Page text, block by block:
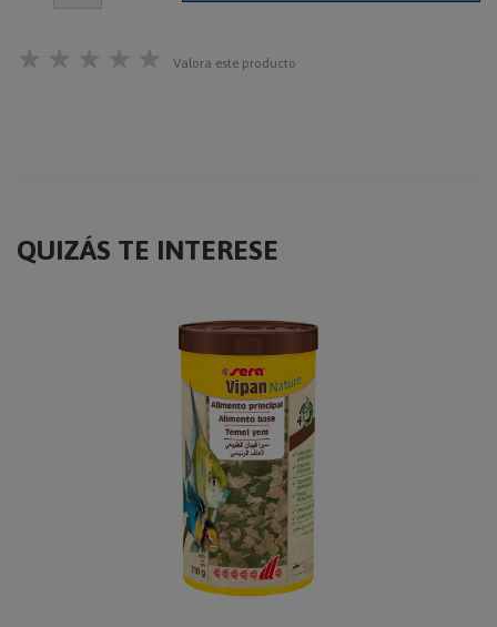
★ ★ ★ ★ ★ Valora este producto
QUIZÁS TE INTERESE